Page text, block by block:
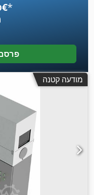
פרסם עכשיו החל מ־‏4.49 ‏€*
מודעה קטנה